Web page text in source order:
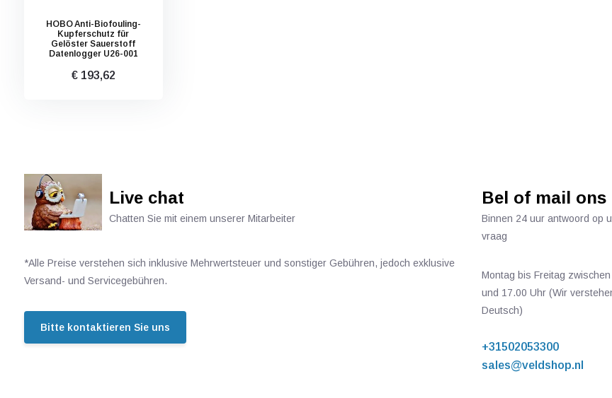
HOBO Anti-Biofouling-
Kupferschutz für
Gelöster Sauerstoff
Datenlogger U26-001
€ 193,62
Live chat
Chatten Sie mit einem unserer Mitarbeiter
*Alle Preise verstehen sich inklusive Mehrwertsteuer und sonstiger Gebühren, jedoch exklusive
Versand- und Servicegebühren.
Bitte kontaktieren Sie uns
Bel of mail ons
Binnen 24 uur antwoord op
vraag
Montag bis Freitag
und 17.00 Uhr (Wir
Deutsch)
+31502053300
sales@veldshop.nl